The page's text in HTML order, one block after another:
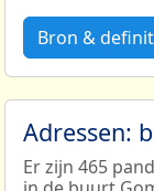
Bron &
Adressen:
Er zijn 465